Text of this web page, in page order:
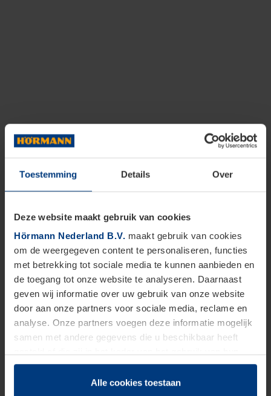
Toestemming Details Over
Deze website maakt gebruik van cookies
Hörmann Nederland B.V. maakt gebruik van cookies
om de weergegeven content te personaliseren, functies
met betrekking tot sociale media te kunnen aanbieden en
de toegang tot onze website te analyseren. Daarnaast
geven wij informatie over uw gebruik van onze website
door aan onze partners voor sociale media, reclame en
analyse. Onze partners voegen deze informatie mogelijk
samen met andere gegevens die u beschikbaar heeft
dienstverlening hebben verzameld.
Juridisch zijn wij gerechtigd om cookies op uw computer
Alle cookies toestaan